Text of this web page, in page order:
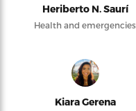
Heriberto N. Saurí
Health and emergencies
Kiara Gerena